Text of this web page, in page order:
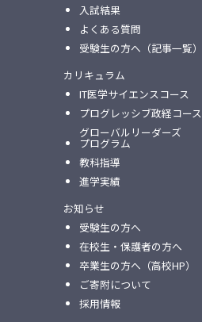
入試結果
よくある質問
受験生の方へ（記事一覧）
カリキュラム
IT医学サイエンスコース
プログレッシブ政経コース
グローバルリーダーズ
プログラム
教科指導
進学実績
お知らせ
受験生の方へ
在校生・保護者の方へ
卒業生の方へ（高校HP）
ご寄附について
採用情報